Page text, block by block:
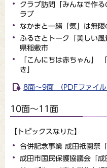
クラブ訪問「みんなで作
ラブ
なかまと一緒「気」は無
ふるさとトーク「美しい
県稲敷市
「こんにちは赤ちゃん」
き」
8面～9面 （PDFファイル
10面～11面
【トピックスなりた】
合併記念事業 成田祇園祭
成田市国民保護協議会「成